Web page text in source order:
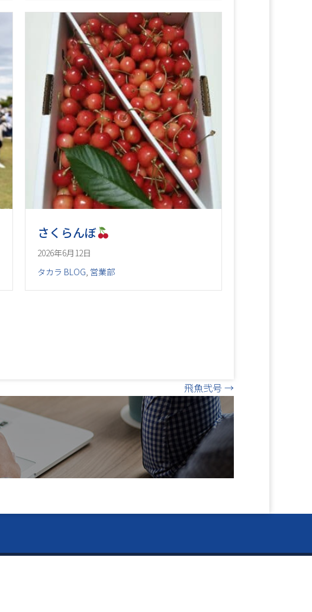
さくらんぼ
2026年6月12日
タカラ BLOG 営業部
飛魚弐号 →